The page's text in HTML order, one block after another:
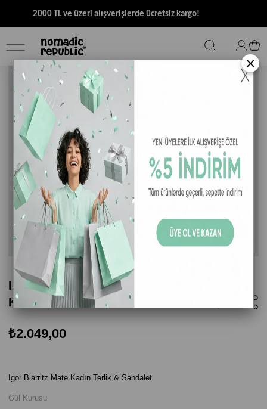
2000 TL ve üzeri alışverişlerde ücretsiz kargo!
Igor Biarritz Mate Kadın Sandalet - Gül
Kurusu
₺2.049,00
Igor Biarritz Mate Kadın Terlik & Sandalet
Gül Kurusu
×